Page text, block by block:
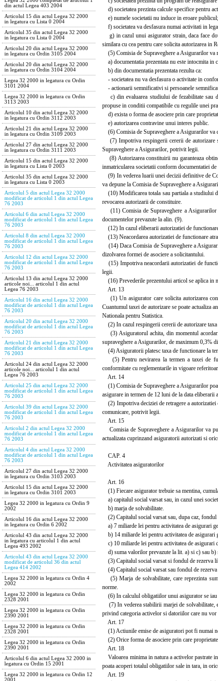
din actul Legea 403 2004
Articolul 15 din actul Legea 32 2000
in legatura cu Lista 0 2004
Articolul 35 din actul Legea 32 2000
in legatura cu Lista 0 2004
Articolul 20 din actul Legea 32 2000
in legatura cu Ordin 3105 2004
Articolul 20 din actul Legea 32 2000
in legatura cu Ordin 3104 2004
Legea 32 2000 in legatura cu Ordin
3101 2004
Legea 32 2000 in legatura cu Ordin
3113 2003
Articolul 10 din actul Legea 32 2000
in legatura cu Ordin 3112 2003
Articolul 21 din actul Legea 32 2000
in legatura cu Ordin 3109 2003
Articolul 27 din actul Legea 32 2000
in legatura cu Ordin 3111 2003
Articolul 15 din actul Legea 32 2000
in legatura cu Lista 0 2003
Articolul 35 din actul Legea 32 2000
in legatura cu Lista 0 2003
Articolul 5 din actul Legea 32 2000
modificat de articolul 1 din actul Legea
76 2003
Articolul 6 din actul Legea 32 2000
modificat de articolul 1 din actul Legea
76 2003
Articolul 8 din actul Legea 32 2000
modificat de articolul 1 din actul Legea
76 2003
Articolul 12 din actul Legea 32 2000
modificat de articolul 1 din actul Legea
76 2003
Articolul 13 din actul Legea 32 2000
articole noi... articolul 1 din actul
Legea 76 2003
Articolul 16 din actul Legea 32 2000
modificat de articolul 1 din actul Legea
76 2003
Articolul 20 din actul Legea 32 2000
modificat de articolul 1 din actul Legea
76 2003
Articolul 21 din actul Legea 32 2000
modificat de articolul 1 din actul Legea
76 2003
Articolul 24 din actul Legea 32 2000
articole noi... articolul 1 din actul
Legea 76 2003
Articolul 25 din actul Legea 32 2000
modificat de articolul 1 din actul Legea
76 2003
Articolul 39 din actul Legea 32 2000
modificat de articolul 1 din actul Legea
76 2003
Articolul 2 din actul Legea 32 2000
modificat de articolul 1 din actul Legea
76 2003
Articolul 4 din actul Legea 32 2000
modificat de articolul 1 din actul Legea
76 2003
Articolul 27 din actul Legea 32 2000
in legatura cu Ordin 3103 2003
Articolul 15 din actul Legea 32 2000
in legatura cu Ordin 3101 2003
Legea 32 2000 in legatura cu Ordin 9
2002
Articolul 16 din actul Legea 32 2000
in legatura cu Ordin 6 2002
Articolul 43 din actul Legea 32 2000
in legatura cu articolul 1 din actul
Legea 493 2002
Articolul 43 din actul Legea 32 2000
modificat de articolul 36 din actul
Legea 414 2002
Legea 32 2000 in legatura cu Ordin 4
2002
Legea 32 2000 in legatura cu Ordin
2328 2001
Legea 32 2000 in legatura cu Ordin
2390 2001
Legea 32 2000 in legatura cu Ordin
2328 2001
Legea 32 2000 in legatura cu Ordin
2390 2001
Articolul 6 din actul Legea 32 2000 in
legatura cu Ordin 15 2001
Legea 32 2000 in legatura cu Ordin 12
2001
d) societatea prezinta calcule specifice pentru
e) numele societatii nu induce in eroare publicul;
f) societatea va desfasura numai activitati in
g) in cazul unui asigurator strain, daca face
similara cu cea pentru care solicita autorizarea in
(5) Comisia de Supraveghere a Asigurarilor va
a) documentatia prezentata nu este intocmita
b) din documentatia prezentata rezulta ca:
- societatea nu va desfasura o activitate in
- actionarii semnificativi si persoanele
c) din evaluarea studiului de fezabilitate sau
propuse in conditii compatibile cu regulile unei
d) exista o forma de asociere prin care
e) autorizarea contravine unui interes public.
(6) Comisia de Supraveghere a Asigurarilor va
(7) Impotriva respingerii cererii de autorizare
Supraveghere a Asigurarilor, potrivit legii.
(8) Autorizarea constituirii nu garanteaza
inmatricularea societatii conform documentatiei
(9) In vederea luarii unei decizii definitive de
va depune la Comisia de Supraveghere a
(10) Modificarea totala sau partiala a studiului
revocarea autorizarii de constituire.
(11) Comisia de Supraveghere a Asigurarilor
documentelor prevazute la alin. (9).
(12) In cazul eliberarii autorizatiei de
(13) Neacordarea autorizatiei de functionare
(14) Daca Comisia de Supraveghere a
dizolvarea formei de asociere a solicitantului.
(15) Impotriva neacordarii autorizatiei de
legii.
(16) Prevederile prezentului articol se aplica in
Art. 13
(1) Un asigurator care solicita autorizarea
Cuantumul taxei de autorizare se poate actualiza
Nationala pentru Statistica.
(2) In cazul respingerii cererii de autorizare taxa
(3) Asiguratorul achita, din momentul
supraveghere a Asigurarilor, de maximum 0,3%
(4) Asiguratorii platesc taxa de functionare la
(5) Pentru nevirarea la termen a taxei de
conformitate cu reglementarile in vigoare
Art. 14
(1) Comisia de Supraveghere a Asigurarilor
asigurare in termen de 12 luni de la data eliberarii
(2) Impotriva deciziei de retragere a autorizatiei
comunicare, potrivit legii.
Art. 15
Comisia de Supraveghere a Asigurarilor va
actualizata cuprinzand asiguratorii autorizati si
CAP. 4
Activitatea asiguratorilor
Art. 16
(1) Fiecare asigurator trebuie sa mentina,
a) capitalul social varsat sau, in cazul unei
b) marja de solvabilitate.
(2) Capitalul social varsat sau, dupa caz,
a) 7 miliarde lei pentru activitatea de asigurari
b) 14 miliarde lei pentru activitatea de asigurari
c) 10 miliarde lei pentru activitatea de asigurari
d) suma valorilor prevazute la lit. a) si c) sau b)
(3) Capitalul social varsat si fondul de rezerva
(4) Capitalul social varsat sau fondul de
(5) Marja de solvabilitate, care reprezinta
norme.
(6) In calculul obligatiilor unui asigurator se iau
(7) In vederea stabilirii marjei de solvabilitate,
privind categoria activelor si datoriilor care nu
Art. 17
(1) Actiunile emise de asiguratori pot fi numai
(2) Orice forma de asociere prin care
Art. 18
Valoarea minima in natura a activelor pastrate
poata acoperi totalul obligatiilor sale in tara, in
Art. 19